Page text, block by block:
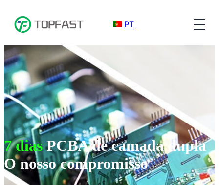
PT
7 diasPCBA de camada dupla
O nosso compromisso